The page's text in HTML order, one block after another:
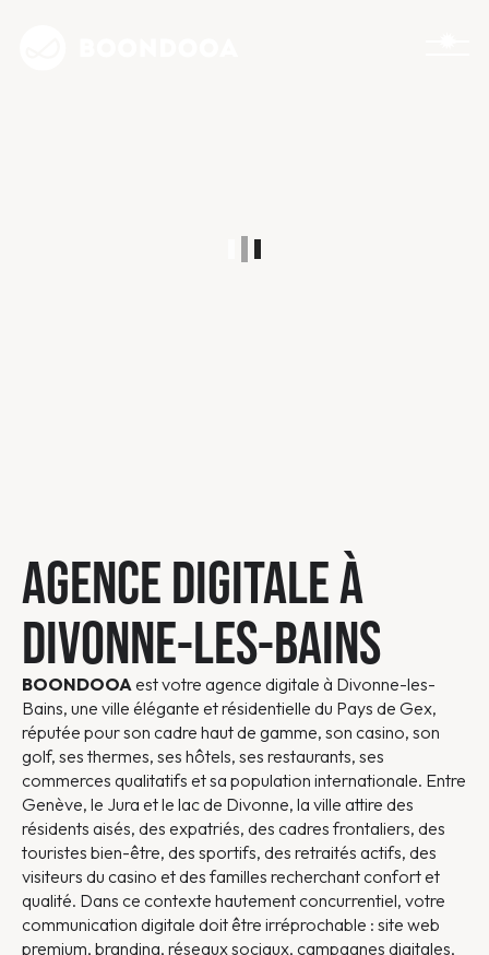
AGENCE DIGITALE À
DIVONNE-LES-BAINS
BOONDOOAest votre agence digitale à Divonne-les-
Bains, une ville élégante et résidentielle du Pays de Gex,
réputée pour son cadre haut de gamme, son casino, son
golf, ses thermes, ses hôtels, ses restaurants, ses
commerces qualitatifs et sa population internationale. Entre
Genève, le Jura et le lac de Divonne, la ville attire des
résidents aisés, des expatriés, des cadres frontaliers, des
touristes bien-être, des sportifs, des retraités actifs, des
visiteurs du casino et des familles recherchant confort et
qualité. Dans ce contexte hautement concurrentiel, votre
communication digitale doit être irréprochable : site web
premium, branding, réseaux sociaux, campagnes digitales,